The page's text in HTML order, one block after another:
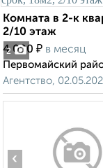
2
Комната в 2-к
2/10 этаж
4 000 ₽ в месяц
Первомайский
Агентство,
‹